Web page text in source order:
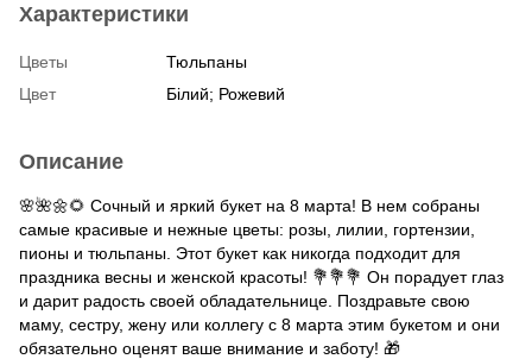
Характеристики
Цветы
Тюльпаны
Цвет
Білий; Рожевий
Описание
🌸🌺🌼🌻 Сочный и яркий букет на 8 марта! В нем собраны
самые красивые и нежные цветы: розы, лилии, гортензии,
пионы и тюльпаны. Этот букет как никогда подходит для
праздника весны и женской красоты! 💐💐💐 Он порадует глаз
и дарит радость своей обладательнице. Поздравьте свою
маму, сестру, жену или коллегу с 8 марта этим букетом и они
обязательно оценят ваше внимание и заботу! 🎁